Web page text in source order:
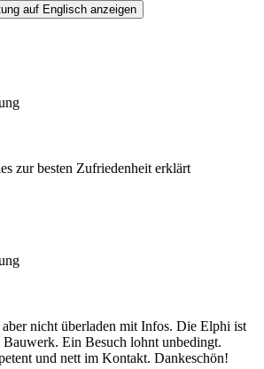
auf Englisch anzeigen
zur besten Zufriedenheit erklärt
nicht überladen mit Infos. Die Elphi ist
Bauwerk. Ein Besuch lohnt unbedingt.
und nett im Kontakt. Dankeschön!